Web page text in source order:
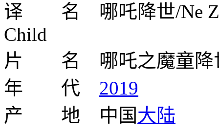
译 名 哪吒降世/Ne
Child
片 名 哪吒之魔童降
年 代 2019
产 地 中国大陆